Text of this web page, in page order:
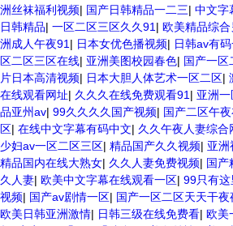
洲丝袜福利视频| 国产日韩精品一二三| 中文字
日韩精品| 一区二区三区久久91 | 欧美精品综合
洲成人午夜91 | 日本女优色播视频| 日韩av有
区二区三区在线| 亚洲美图校园春色| 国产一区
片日本高清视频| 日本大胆人体艺术一区二区|
在线观看网址| 久久久在线免费观看91 | 亚洲
品亚州av| 99久久久久国产视频| 国产二区午
区| 在线中文字幕有码中文| 久久午夜人妻综合
少妇av一区二区三区| 精品国产久久视频| 亚洲
精品国内在线大熟女| 久久人妻免费视频| 国产
久人妻| 欧美中文字幕在线观看一区| 99只有这
视频| 国产av剧情一区| 国产一区二区天天干夜
欧美日韩亚洲激情| 日韩三级在线免费看| 欧美